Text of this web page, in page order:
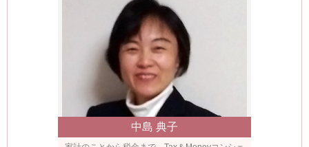
中島 典子